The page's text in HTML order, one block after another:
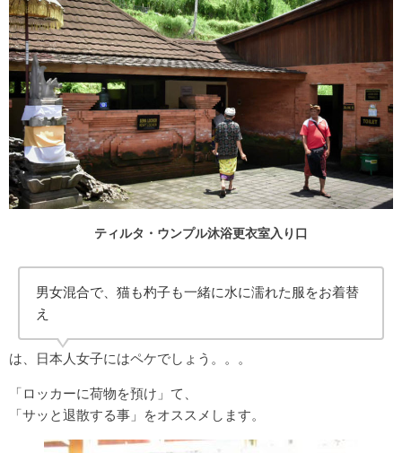
ティルタ・ウンプル沐浴更衣室入り口
男女混合で、猫も杓子も一緒に水に濡れた服をお着替
え
は、日本人女子にはペケでしょう。。。
「ロッカーに荷物を預け」て、
「サッと退散する事」をオススメします。